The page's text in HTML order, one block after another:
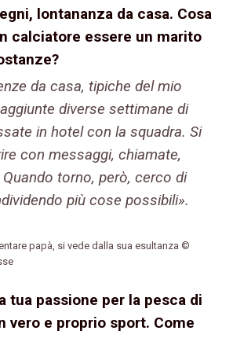
lontananza da casa. Cosa
calciatore essere un marito
da casa, tipiche del mio
diverse settimane di
in hotel con la squadra. Si
con messaggi, chiamate,
torno, però, cerco di
più cose possibili».
papà, si vede dalla sua esultanza ©
tua passione per la pesca di
vero e proprio sport. Come